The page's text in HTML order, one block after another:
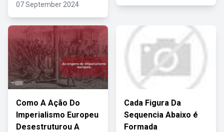
07 September 2024
Como A Ação Do
Imperialismo Europeu
Desestruturou A
Cada Figura Da
Sequencia Abaixo é
Formada